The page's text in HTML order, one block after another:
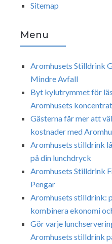
Sitemap
Menu
Aromhusets Stilldrink
Mindre Avfall
Byt kylutrymmet för
Aromhusets koncentrat
Gästerna får mer att
kostnader med
Aromhusets stilldrink
på din lunchdryck
Aromhusets Stilldrink
Pengar
Aromhusets stilldrink:
kombinera ekonomi
Gör varje
Aromhusets stilldrink